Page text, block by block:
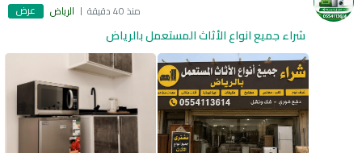
منذ 40 دقيقة
الرياض عرض
شراء جميع انواع الأثاث المستعمل بالرياض